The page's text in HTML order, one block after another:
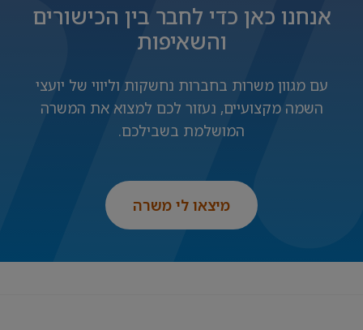
אנחנו כאן כדי לחבר בין הכישורים
והשאיפות
עם מגוון משרות בחברות נחשקות וליווי של יועצי
השמה מקצועיים, נעזור לכם למצוא את המשרה
המושלמת בשבילכם.
מיצאו לי משרה